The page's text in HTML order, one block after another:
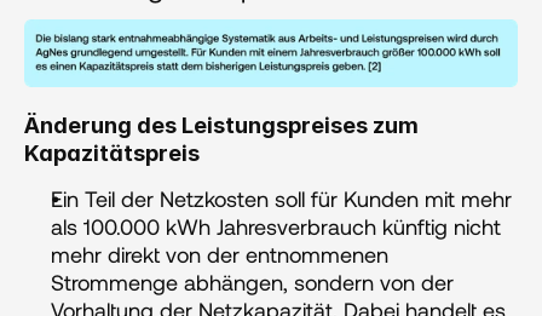
Änderung des Leistungspreises zum
Kapazitätspreis
Ein Teil der Netzkosten soll für Kunden mit mehr
als 100.000 kWh Jahresverbrauch künftig nicht
mehr direkt von der entnommenen
Strommenge abhängen, sondern von der
Vorhaltung der Netzkapazität. Dabei handelt es